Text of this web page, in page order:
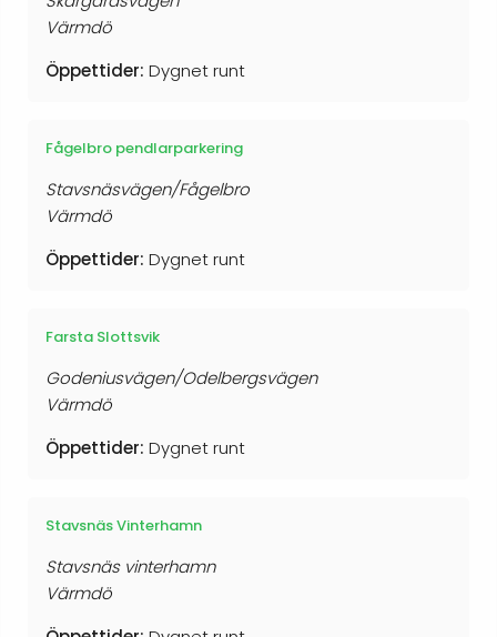
Värmdö
Öppettider: Dygnet runt
Fågelbro pendlarparkering
Stavsnäsvägen/Fågelbro
Värmdö
Öppettider: Dygnet runt
Farsta Slottsvik
Godeniusvägen/Odelbergsvägen
Värmdö
Öppettider: Dygnet runt
Stavsnäs Vinterhamn
Stavsnäs vinterhamn
Värmdö